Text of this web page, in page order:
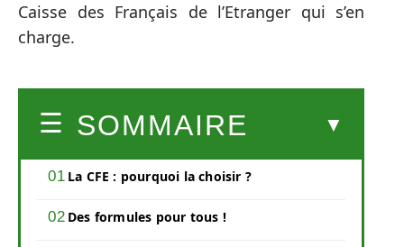
Caisse des Français de l’Etranger qui s’en
charge.
SOMMAIRE
La CFE : pourquoi la choisir ?
Des formules pour tous !